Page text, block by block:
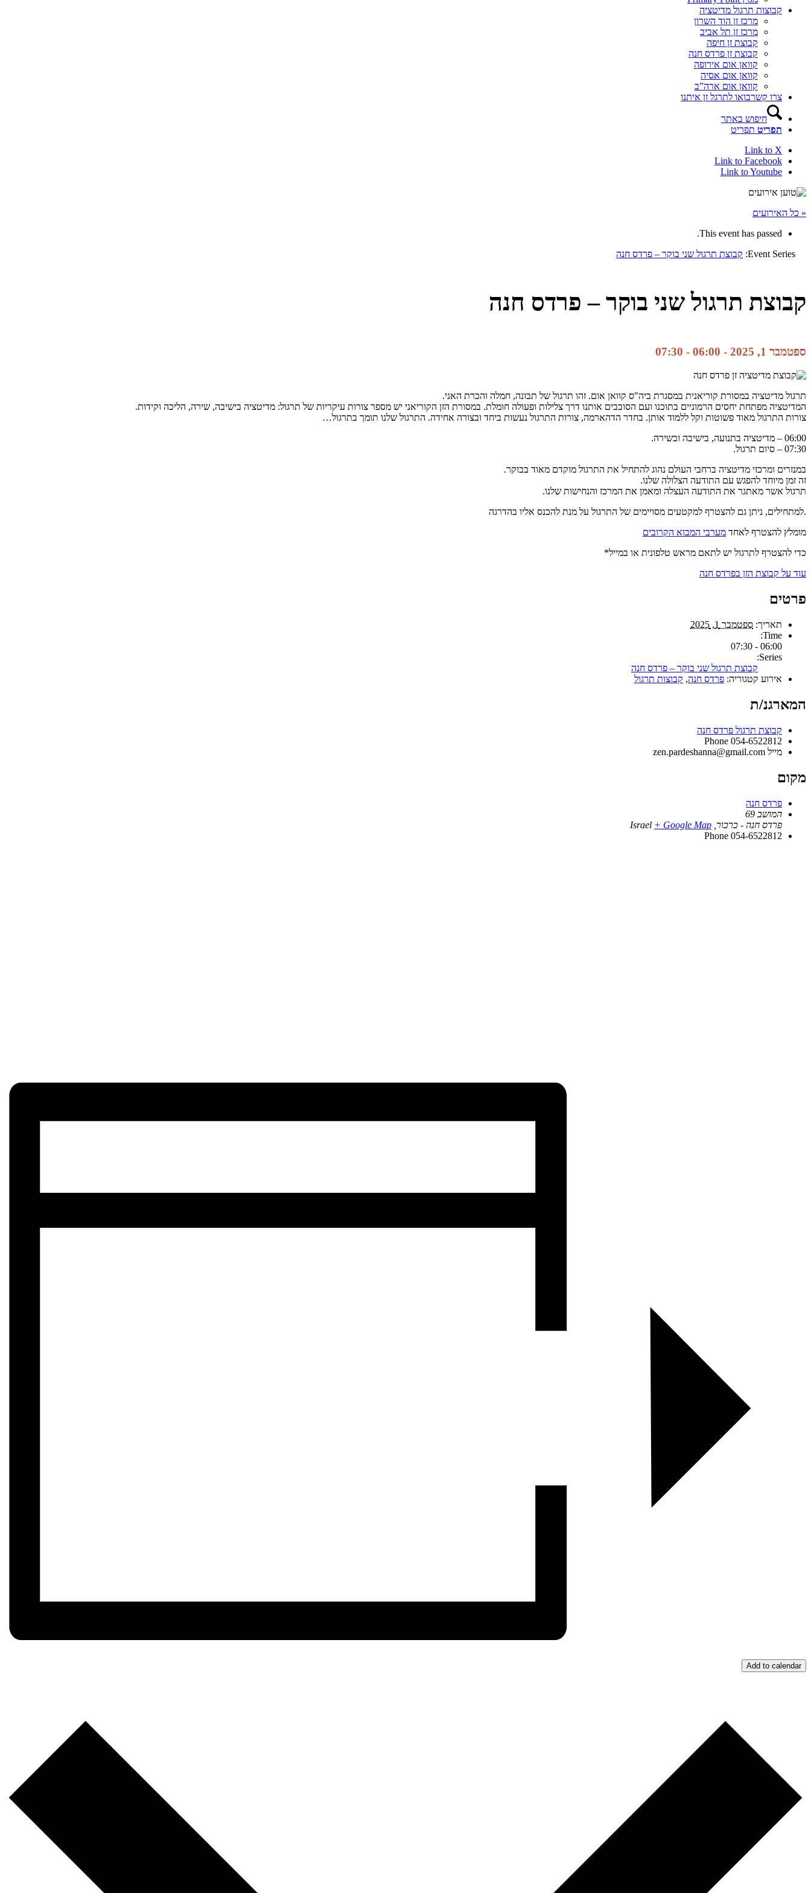
קבוצות תרגול מדיטציה
מרכז זן הוד השרון
מרכז זן תל אביב
קבוצת זן חיפה
קבוצת זן פרדס חנה
קוואן אום אירופה
קוואן אום אסיה
קוואן אום ארה”ב
צרו קשרבואו לתרגל זן איתנו
חיפוש באתר
תפריט תפריט
Link to X
Link to Facebook
Link to Youtube
« כל האירועים
This event has passed.
Event Series: קבוצת תרגול שני בוקר – פרדס חנה
קבוצת תרגול שני בוקר – פרדס חנה
ספטמבר 1, 2025 - 06:00 -
07:30
תרגול מדיטציה במסורת קוריאנית במסגרת ביה"ס קוואן אום. זהו תרגול של תבונה, חמלה והכרת האני.
המדיטציה מפתחת יחסים הרמוניים בתוכנו ועם הסובבים אותנו דרך צלילות ופעולה חומלת. במסורת הזן הקוריאני יש מספר צורות עיקריות של תרגול: מדיטציה בישיבה, שירה, הליכה וקידות.
צורות התרגול מאוד פשוטות וקל ללמוד אותן. בחדר הדהארמה, צורות התרגול נעשות ביחד ובצורה אחידה. התרגול שלנו תומך בתרגול…
06:00 – מדיטציה בתנועה, בישיבה ובשירה.
07:30 – סיום תרגול.
במנזרים ומרכזי מדיטציה ברחבי העולם נהוג להתחיל את התרגול מוקדם מאוד בבוקר.
זה זמן מיוחד להפגש עם התודעה הצלולה שלנו.
תרגול אשר מאתגר את התודעה העצלה ומאמן את המרכז והנחישות שלנו.
.למתחילים, ניתן גם להצטרף למקטעים מסויימים של התרגול על מנת להכנס אליו בהדרגה
מומלץ להצטרף לאחד מערבי המבוא הקרובים
כדי להצטרף לתרגול יש לתאם מראש טלפונית או במייל*
עוד על קבוצת הזן בפרדס חנה
פרטים
תאריך: ספטמבר 1, 2025
Time:
06:00 - 07:30
Series:
קבוצת תרגול שני בוקר – פרדס חנה
אירוע קטגוריה: פרדס חנה, קבוצות תרגול
המארגנ/ת
קבוצת תרגול פרדס חנה
Phone 054-6522812
מייל zen.pardeshanna@gmail.com
מקום
פרדס חנה
המושב 69
פרדס חנה - כרכור
Israel + Google Map
Phone 054-6522812
Add to calendar